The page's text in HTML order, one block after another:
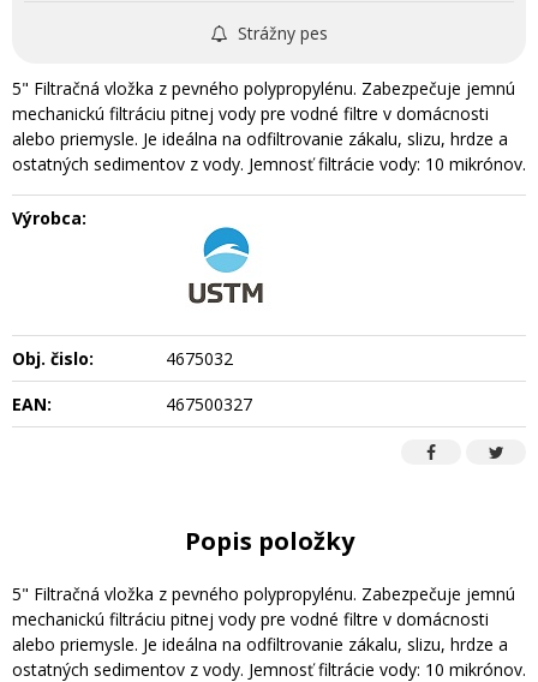
Strážny pes
5" Filtračná vložka z pevného polypropylénu. Zabezpečuje jemnú
mechanickú filtráciu pitnej vody pre vodné filtre v domácnosti
alebo priemysle. Je ideálna na odfiltrovanie zákalu, slizu, hrdze a
ostatných sedimentov z vody. Jemnosť filtrácie vody: 10 mikrónov.
Výrobca:
Obj. čislo:
4675032
EAN:
467500327
Popis položky
5" Filtračná vložka z pevného polypropylénu. Zabezpečuje jemnú
mechanickú filtráciu pitnej vody pre vodné filtre v domácnosti
alebo priemysle. Je ideálna na odfiltrovanie zákalu, slizu, hrdze a
ostatných sedimentov z vody. Jemnosť filtrácie vody: 10 mikrónov.